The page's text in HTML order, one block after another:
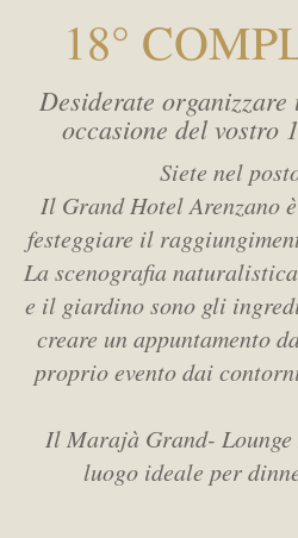
SPA
POLITICHE
Camere
Adulti
Codice
18°
Desiderate
occasione del vostro
Siete nel
Il Grand Hotel Arenzano
festeggiare il
La scenografia
e il giardino sono gli
creare un appuntamento
proprio evento dai
Il Marajà Grand-
luogo ideale per